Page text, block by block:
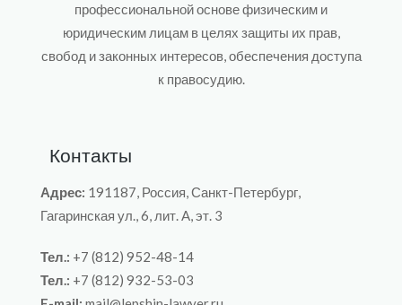
профессиональной основе физическим и
юридическим лицам в целях защиты их прав,
свобод и законных интересов, обеспечения доступа
к правосудию.
Контакты
Адрес: 191187, Россия, Санкт-Петербург,
Гагаринская ул., 6, лит. A, эт. 3
Тел.: +7 (812) 952-48-14
Тел.: +7 (812) 932-53-03